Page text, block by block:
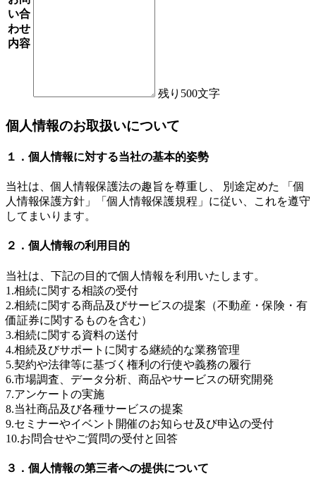
い合
わせ
内容
残り 500文字
個人情報のお取扱いについて
１．個人情報に対する当社の基本的姿勢
当社は、個人情報保護法の趣旨を尊重し、 別途定めた 「個
人情報保護方針」「個人情報保護規程」に従い、これを遵守
してまいります。
２．個人情報の利用目的
当社は、下記の目的で個人情報を利用いたします。
1.相続に関する相談の受付
2.相続に関する商品及びサービスの提案（不動産・保険・有
価証券に関するものを含む）
3.相続に関する資料の送付
4.相続及びサポートに関する継続的な業務管理
5.契約や法律等に基づく権利の行使や義務の履行
6.市場調査、データ分析、商品やサービスの研究開発
7.アンケートの実施
8.当社商品及び各種サービスの提案
9.セミナーやイベント開催のお知らせ及び申込の受付
10.お問合せやご質問の受付と回答
３．個人情報の第三者への提供について